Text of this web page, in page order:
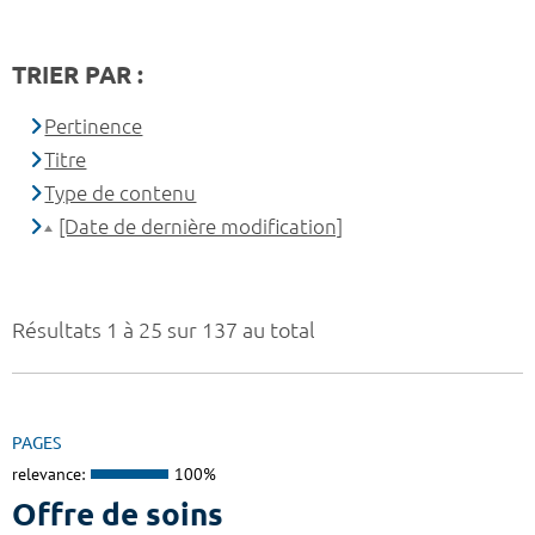
Résultats 1 à 25 sur 137 au total
PAGES
relevance: 100%
Offre de soins
TRIER PAR :
Pertinence
Titre
Type de contenu
[Date de dernière modification]